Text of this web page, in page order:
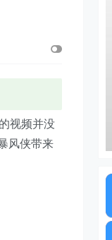
视频并没
风侠带来